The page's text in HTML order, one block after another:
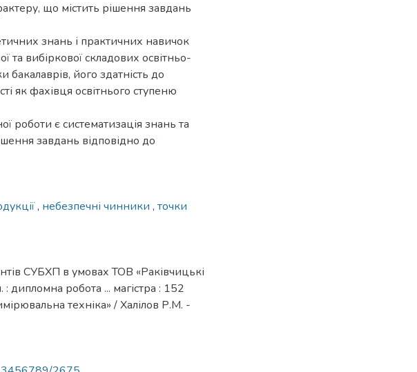
що містить рішення завдань
знань і практичних навичок
та вибіркової складових освітньо-
бакалаврів, його здатність до
як фахівця освітнього ступеню
роботи є систематизація знань та
завдань відповідно до
, небезпечні чинники , точки
СУБХП в умовах ТОВ «Раківчицькі
дипломна робота ... магістра : 152
техніка» / Халілов Р.М. -